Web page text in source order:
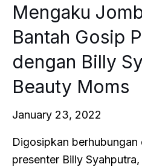
Mengaku
Bantah Gosip
dengan Billy
Beauty Moms
January 23, 2022
Digosipkan berhubungan
presenter Billy